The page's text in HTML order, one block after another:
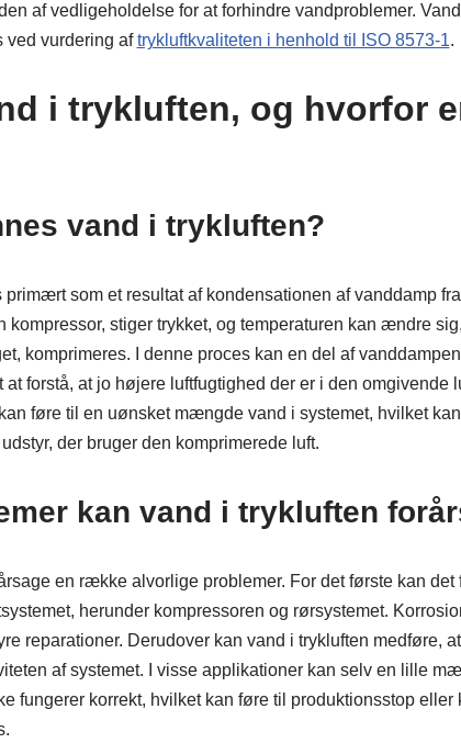
af vedligeholdelse for at forhindre vandproblemer.
ved vurdering aftrykluftkvaliteten i henhold til ISO 8573-1.
i trykluften, og hvorfor
vand i trykluften?
primært som et resultat af kondensationen af vanddamp
kompressor, stiger trykket, og temperaturen kan ændre
komprimeres. I denne proces kan en del af
at forstå, at jo højere luftfugtighed der er i den omgivende
føre til en uønsket mængde vand i systemet, hvilket
der bruger den komprimerede luft.
kan vand i trykluften
en række alvorlige problemer. For det første kan det
herunder kompressoren og rørsystemet.
reparationer. Derudover kan vand i trykluften medføre,
af systemet. I visse applikationer kan selv en lille
fungerer korrekt, hvilket kan føre til produktionsstop